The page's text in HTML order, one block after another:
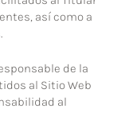
así como a
de la
al Sitio Web
al